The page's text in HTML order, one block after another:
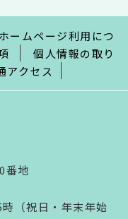
ホームページ利用につ
個人情報の取り
アクセス
番地
（祝日・年末年始